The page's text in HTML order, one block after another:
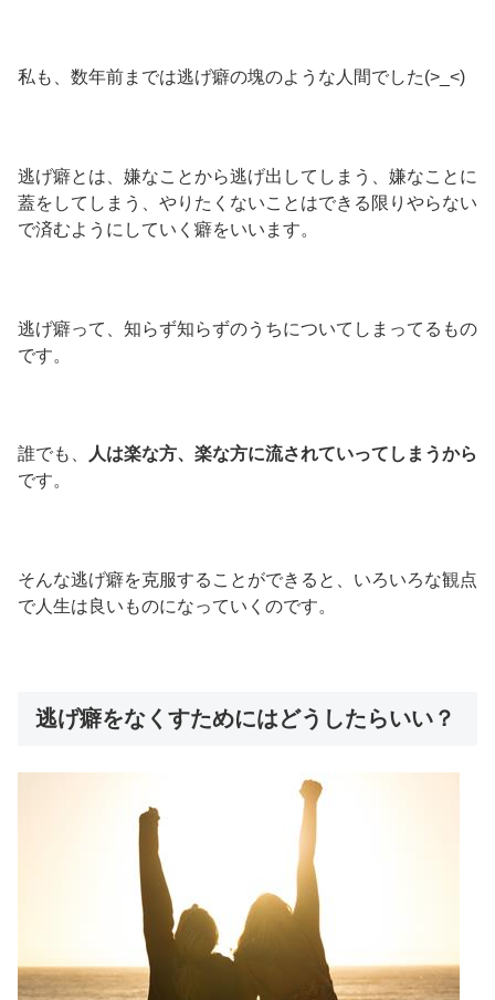
私も、数年前までは逃げ癖の塊のような人間でした(>_<)
逃げ癖とは、嫌なことから逃げ出してしまう、嫌なことに
蓋をしてしまう、やりたくないことはできる限りやらない
で済むようにしていく癖をいいます。
逃げ癖って、知らず知らずのうちについてしまってるもの
です。
誰でも、
人は楽な方、楽な方に流されていってしまうから
です。
そんな逃げ癖を克服することができると、いろいろな観点
で人生は良いものになっていくのです。
逃げ癖をなくすためにはどうしたらいい？